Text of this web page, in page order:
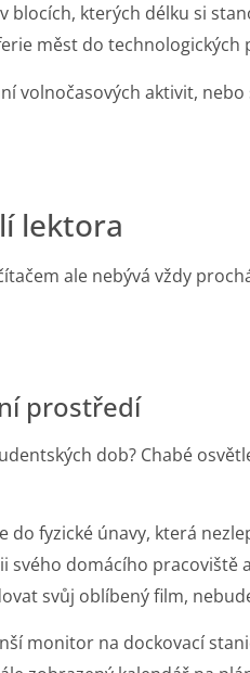
blocích, kterých délku si
měst do technologických
volnočasových aktivit,
lektora
ale nebývá vždy
prostředí
dob? Chabé
do fyzické únavy, která
svého domácího pracoviště
svůj oblíbený film,
monitor na dockovací